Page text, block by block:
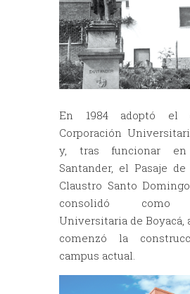
En 1984 adoptó el
Corporación
y, tras funcionar
Santander, el Pasaje
Claustro Santo
consolidó como
Universitaria de Boyacá,
comenzó la
campus actual.